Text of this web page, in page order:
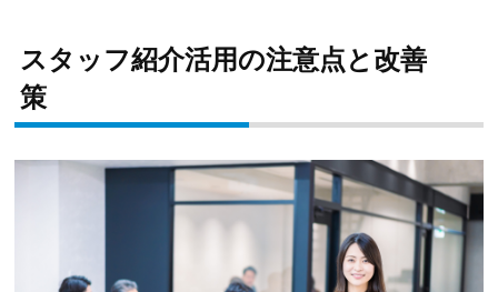
スタッフ紹介活用の注意点と改善
策